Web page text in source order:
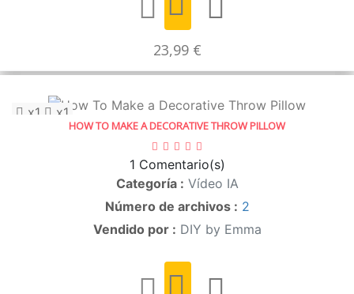
23,99 €
x1 x1
HOW TO MAKE A DECORATIVE THROW PILLOW
1 Comentario(s)
Categoría : Vídeo IA
Número de archivos : 2
Vendido por : DIY by Emma